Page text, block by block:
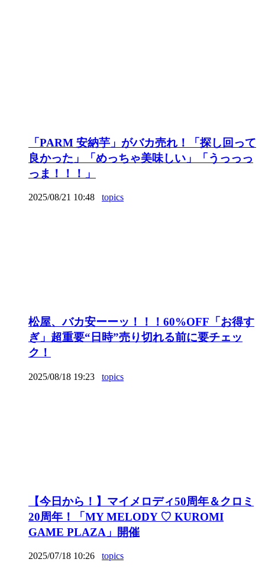
「PARM 安納芋」がバカ売れ！「探し回って
良かった」「めっちゃ美味しい」「うっっっ
っま！！！」
2025/08/21 10:48 topics
松屋、バカ安ーーッ！！！60%OFF「お得す
ぎ」超重要“日時”売り切れる前に要チェッ
ク！
2025/08/18 19:23 topics
【今日から！】マイメロディ50周年＆クロミ
20周年！「MY MELODY ♡ KUROMI
GAME PLAZA」開催
2025/07/18 10:26 topics